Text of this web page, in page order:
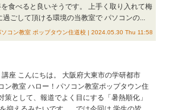
食べると良いそうです。 上手く取り入れて梅
ごして頂ける環境の当教室で パソコンの...
ソコン教室 ポップタウン住道校 | 2024.05.30 Thu 11:58
座 こんにちは。 大阪府大東市の学研都市
教室 ハロー！パソコン教室ポップタウン住
として、報道でよく目にする「暑熱順化」